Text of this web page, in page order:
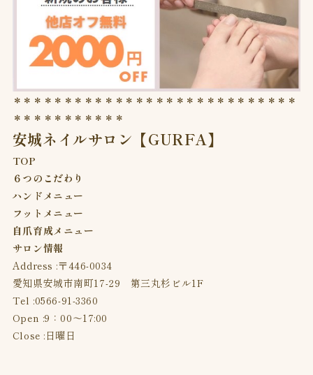
＊＊＊＊＊＊＊＊＊＊＊＊＊＊＊＊＊＊＊＊＊＊＊＊＊＊＊＊
＊＊＊＊＊＊＊＊＊＊＊
安城ネイルサロン【GURFA】
TOP
６つのこだわり
ハンドメニュー
フットメニュー
自爪育成メニュー
サロン情報
Address :〒446-0034
愛知県安城市南町17-29 第三丸杉ビル1F
Tel :0566-91-3360
Open :9：00〜17:00
Close :日曜日